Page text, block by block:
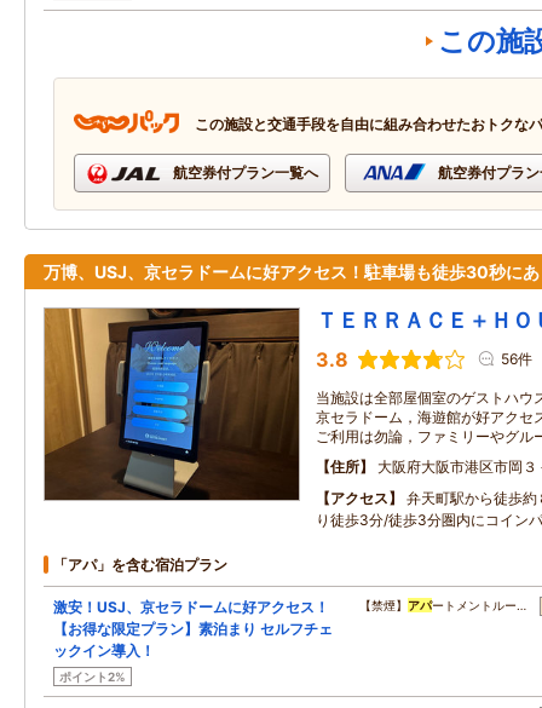
この施
この施設と交通手段を自由に組み合わせたおトクな
航空券付プラン一覧へ 航空券付プラ
万博、USJ、京セラドームに好アクセス！駐車場も徒歩30秒に
ＴＥＲＲＡＣＥ＋Ｈ
3.8 56件
当施設は全部屋個室のゲストハウ
京セラドーム，海遊館が好アクセ
ご利用は勿論，ファミリーやグル
住所
大阪府大阪市港区市岡３
アクセス
弁天町駅から徒歩
り徒歩3分/徒歩3分圏内にコイン
「アパ」を含む宿泊プラン
激安！USJ、京セラドームに好アクセス！
【お得な限定プラン】素泊まり セルフチェ
ックイン導入！
ポイント2%
【禁煙】 アパートメントルー…